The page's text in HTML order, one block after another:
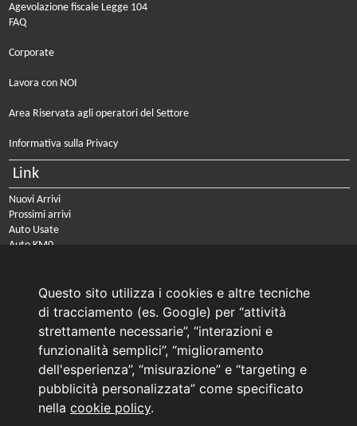
Questo sito utilizza i cookies e altre tecniche
di tracciamento (es. Google) per “attività
strettamente necessarie”, “interazioni e
funzionalità semplici”, “miglioramento
dell'esperienza”, “misurazione” e “targeting e
pubblicità personalizzata” come specificato
nella cookie policy.
Agevolazione fiscale Legge 104
FAQ
Corporate
Lavora con NOI
Area Riservata agli operatori del Settore
Informativa sulla Privacy
Link
Nuovi Arrivi
Prossimi arrivi
Auto Usate
Auto KM0
PRENOTA IL TUO INTERVENTO DI OFFICINA
PRENOTA LA REVISIONE DELLA TUA AUTO
Consulente Online Usato: 0805608980
Consulente Online Hyundai: 0805608985